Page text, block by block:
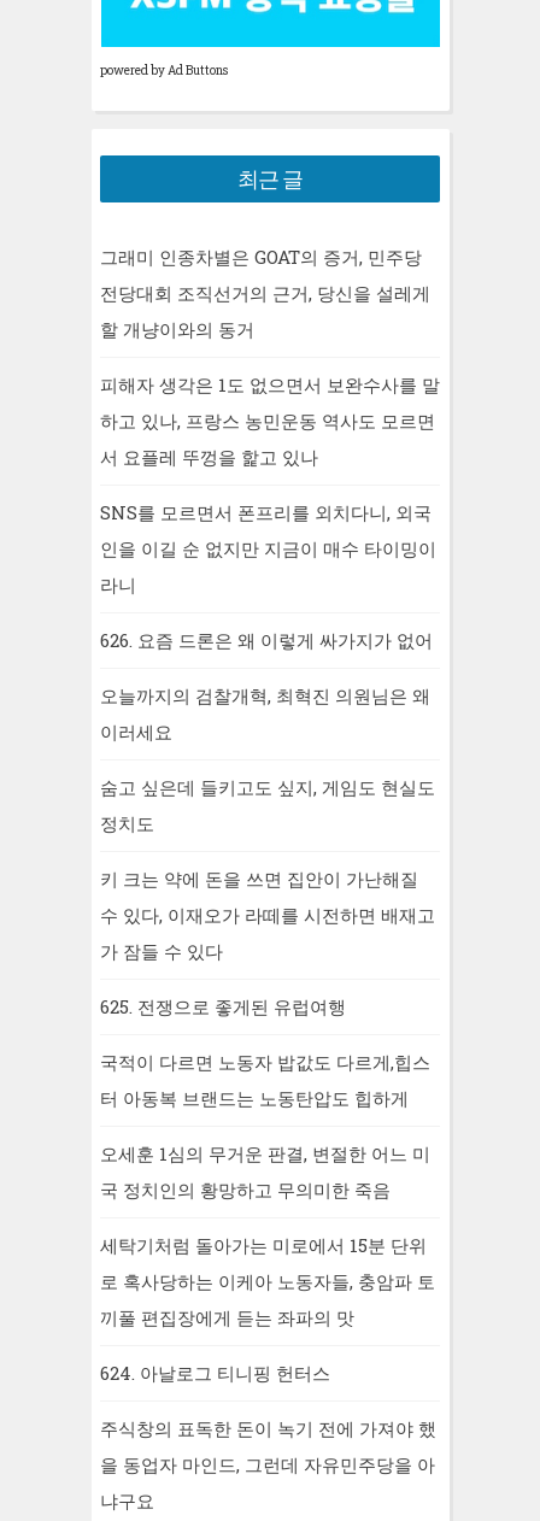
powered by Ad Buttons
최근 글
그래미 인종차별은 GOAT의 증거, 민주당
전당대회 조직선거의 근거, 당신을 설레게
할 개냥이와의 동거
피해자 생각은 1도 없으면서 보완수사를 말
하고 있나, 프랑스 농민운동 역사도 모르면
서 요플레 뚜껑을 핥고 있나
SNS를 모르면서 폰프리를 외치다니, 외국
인을 이길 순 없지만 지금이 매수 타이밍이
라니
626. 요즘 드론은 왜 이렇게 싸가지가 없어
오늘까지의 검찰개혁, 최혁진 의원님은 왜
이러세요
숨고 싶은데 들키고도 싶지, 게임도 현실도
정치도
키 크는 약에 돈을 쓰면 집안이 가난해질
수 있다, 이재오가 라떼를 시전하면 배재고
가 잠들 수 있다
625. 전쟁으로 좋게된 유럽여행
국적이 다르면 노동자 밥값도 다르게,힙스
터 아동복 브랜드는 노동탄압도 힙하게
오세훈 1심의 무거운 판결, 변절한 어느 미
국 정치인의 황망하고 무의미한 죽음
세탁기처럼 돌아가는 미로에서 15분 단위
로 혹사당하는 이케아 노동자들, 충암파 토
끼풀 편집장에게 듣는 좌파의 맛
624. 아날로그 티니핑 헌터스
주식창의 표독한 돈이 녹기 전에 가져야 했
을 동업자 마인드, 그런데 자유민주당을 아
냐구요